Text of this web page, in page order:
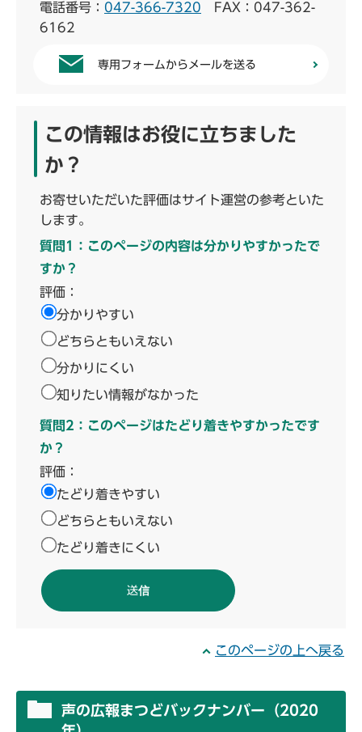
電話番号： 047-366-7320 FAX：047-362-
6162
専用フォームからメールを送る
この情報はお役に立ちました
か？
お寄せいただいた評価はサイト運営の参考といた
します。
質問1：このページの内容は分かりやすかったで
すか？
評価：
分かりやすい
どちらともいえない
分かりにくい
知りたい情報がなかった
質問2：このページはたどり着きやすかったです
か？
評価：
たどり着きやすい
どちらともいえない
たどり着きにくい
このページの上へ戻る
声の広報まつどバックナンバー（2020